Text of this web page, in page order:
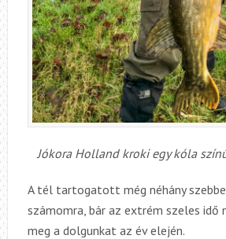
Jókora Holland kroki egy kóla
A tél tartogatott még néhány
számomra, bár az extrém szeles
meg a dolgunkat az év elején.